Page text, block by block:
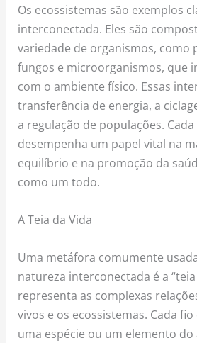
Os ecossistemas são exemplos
interconectada. Eles são
variedade de organismos, como
fungos e microorganismos, que
com o ambiente físico. Essas
transferência de energia, a
a regulação de populações.
desempenha um papel vital na
equilíbrio e na promoção da
como um todo.
A Teia da Vida
Uma metáfora comumente
natureza interconectada é a “teia
representa as complexas
vivos e os ecossistemas. Cada
uma espécie ou um elemento